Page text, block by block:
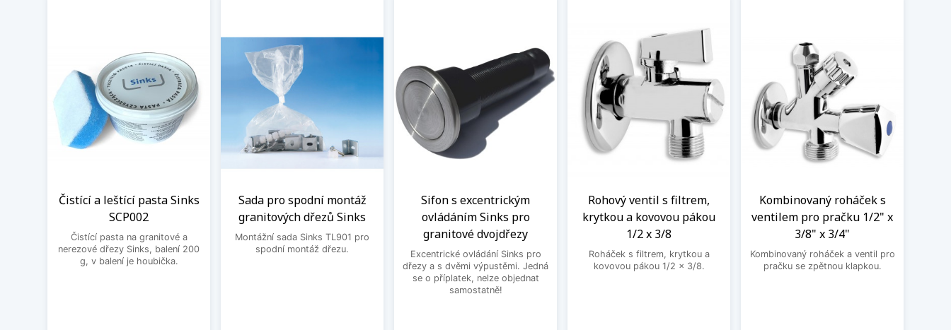
Čistící a leštící pasta Sinks
SCP002
Čistící pasta na granitové a
nerezové dřezy Sinks, balení 200
g, v balení je houbička.
Sada pro spodní montáž
granitových dřezů Sinks
Montážní sada Sinks TL901 pro
spodní montáž dřezu.
Sifon s excentrickým
ovládáním Sinks pro
granitové dvojdřezy
Excentrické ovládání Sinks pro
dřezy a s dvěmi výpustěmi. Jedná
se o příplatek, nelze objednat
samostatně!
Rohový ventil s filtrem,
krytkou a kovovou pákou
1/2 x 3/8
Roháček s filtrem, krytkou a
kovovou pákou 1/2 x 3/8.
Kombinovaný roháček s
ventilem pro pračku 1/2" x
3/8" x 3/4"
Kombinovaný roháček a ventil pro
pračku se zpětnou klapkou.